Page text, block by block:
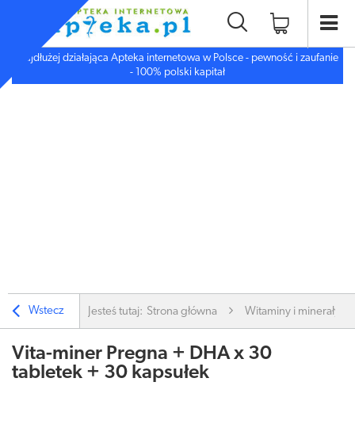
Najdłużej działająca Apteka internetowa w Polsce - pewność i zaufanie
- 100% polski kapitał
Wstecz Jesteś tutaj: Strona główna Witaminy i minerały
Vita-miner Pregna + DHA x 30
tabletek + 30 kapsułek